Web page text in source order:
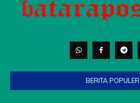
BERITA POPULER